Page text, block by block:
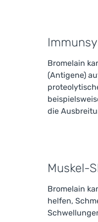
Bromelain
(Antigene)
die
Muskel-
Bromelain
helfen,